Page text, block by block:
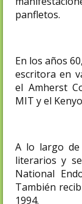
panfletos.
En los años
escritora en
el Amherst
MIT y el
A lo largo de
literarios y
National
También
1994.